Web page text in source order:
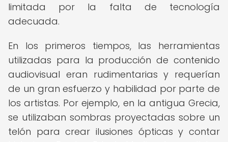
limitada por la falta de tecnología
adecuada.
En los primeros tiempos, las herramientas
utilizadas para la producción de contenido
audiovisual eran rudimentarias y requerían
de un gran esfuerzo y habilidad por parte de
los artistas. Por ejemplo, en la antigua Grecia,
se utilizaban sombras proyectadas sobre un
telón para crear ilusiones ópticas y contar